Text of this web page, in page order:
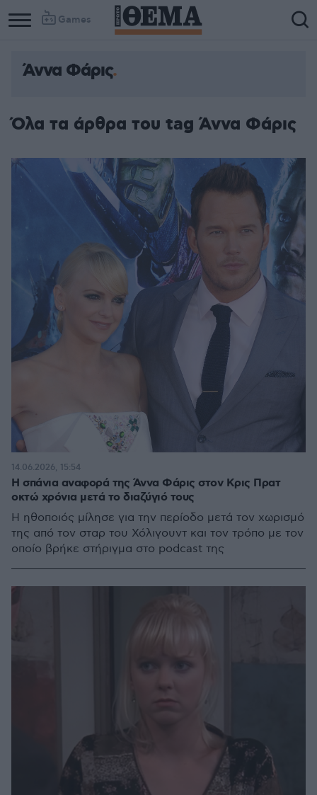
Games
Άννα Φάρις
Όλα τα άρθρα του tag Άννα Φάρις
Η σπάνια αναφορά της Άννα Φάρις στον Κρις Πρατ
οκτώ χρόνια μετά το διαζύγιό τους
Η ηθοποιός μίλησε για την περίοδο μετά τον χωρισμό
της από τον σταρ του Χόλιγουντ και τον τρόπο με τον
οποίο βρήκε στήριγμα στο podcast της
14.06.2026, 15:54